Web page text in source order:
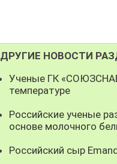
ДРУГИЕ НОВОСТИ
Ученые ГК
температуре
Российские ученые
основе молочного
Российский сыр